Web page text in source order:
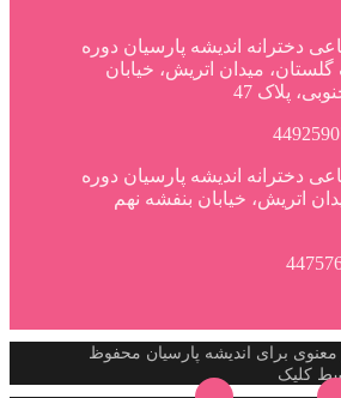
دخترانه اندیشه پارسیان دوره
میدان اتریش، خیابان
پلاک 47
دخترانه اندیشه پارسیان دوره
اتریش، خیابان بنفشه نهم
و معنوی برای اندیشه پارسیان محفوظ
کلیک